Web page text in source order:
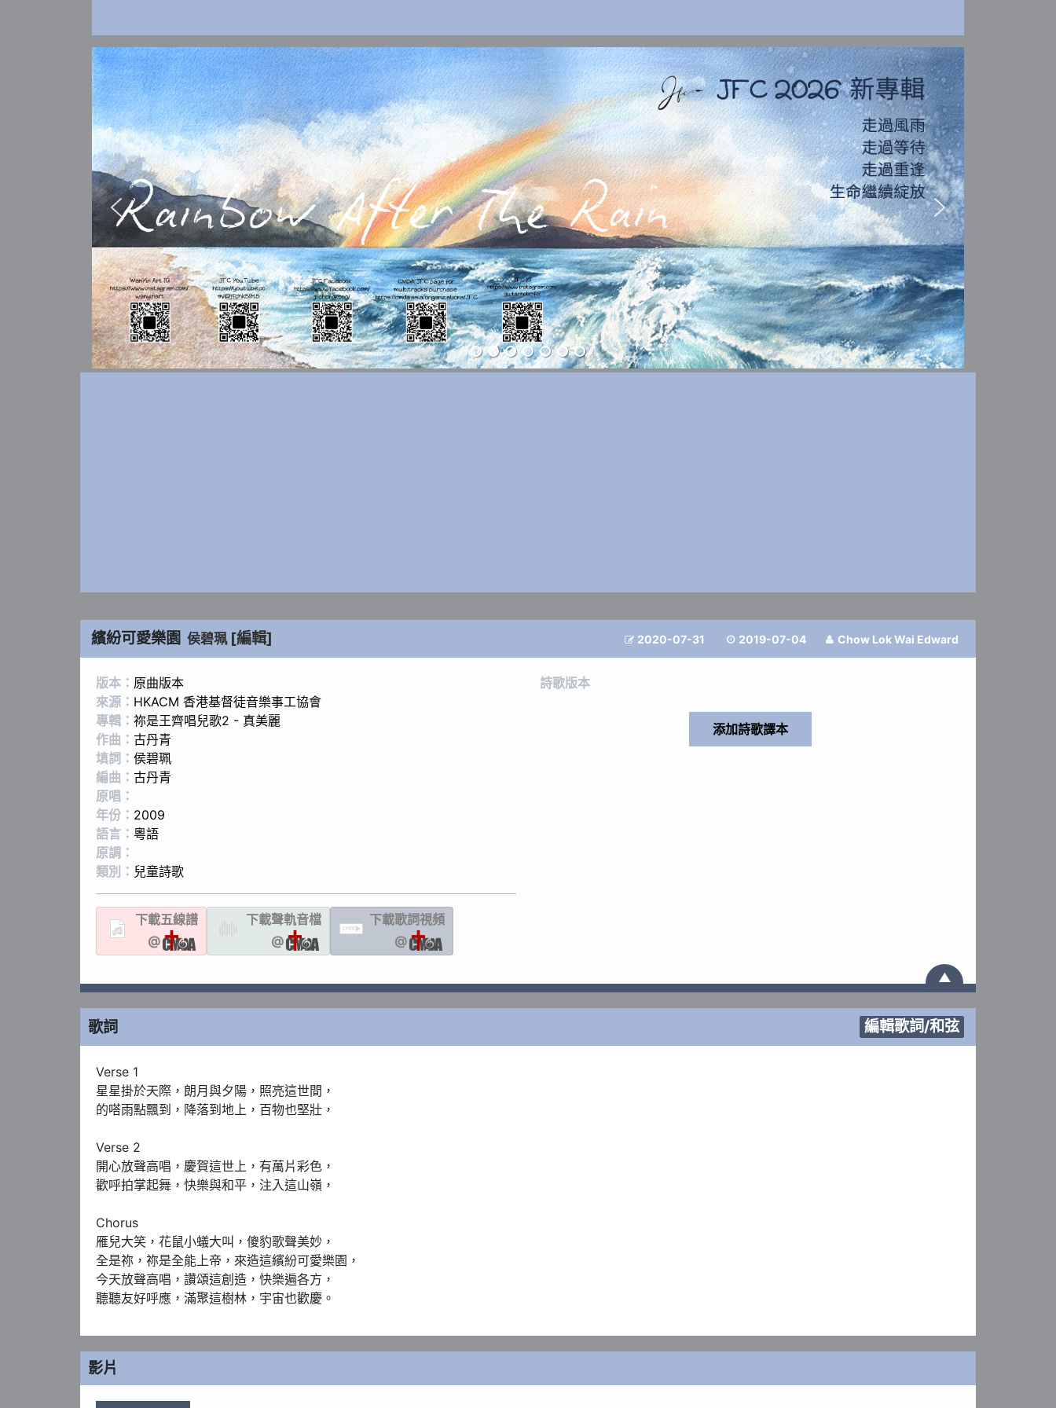
繽紛可愛樂園 侯碧珮 [編輯]  2020-07-31  2019-07-04  Chow Lok Wai Edward
版本： 原曲版本
來源： HKACM 香港基督徒音樂事工協會
專輯： 祢是王齊唱兒歌2 - 真美麗
作曲： 古丹青
填詞： 侯碧珮
編曲： 古丹青
原唱：
年份： 2009
語言： 粵語
原調：
類別： 兒童詩歌
下載五線譜
@
下載聲軌音檔
@
LYRIC
下載歌詞視頻
@
詩歌版本
▲
歌詞 編輯歌詞/和弦
Verse 1
星星掛於天際，朗月與夕陽，照亮這世間，
的嗒雨點飄到，降落到地上，百物也堅壯，
Verse 2
開心放聲高唱，慶賀這世上，有萬片彩色，
歡呼拍掌起舞，快樂與和平，注入這山嶺，
Chorus
雁兒大笑，花鼠小蟻大叫，傻豹歌聲美妙，
全是祢，祢是全能上帝，來造這繽紛可愛樂園，
今天放聲高唱，讚頌這創造，快樂遍各方，
聽聽友好呼應，滿聚這樹林，宇宙也歡慶。
影片